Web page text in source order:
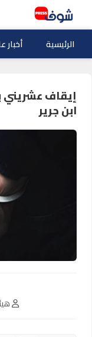
الرئيسية أخبار
إيقاف
ابن جرير